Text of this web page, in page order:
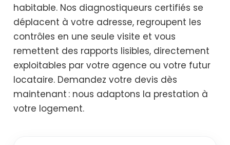
habitable. Nos diagnostiqueurs certifiés se
déplacent à votre adresse, regroupent les
contrôles en une seule visite et vous
remettent des rapports lisibles, directement
exploitables par votre agence ou votre futur
locataire. Demandez votre devis dès
maintenant : nous adaptons la prestation à
votre logement.